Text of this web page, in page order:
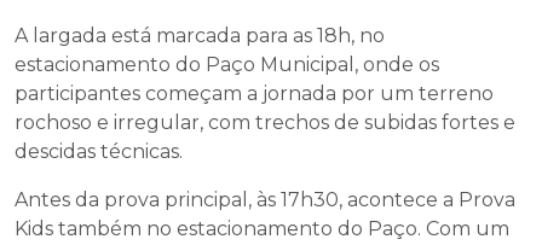
A largada está marcada para as 18h, no
estacionamento do Paço Municipal, onde os
participantes começam a jornada por um terreno
rochoso e irregular, com trechos de subidas fortes e
descidas técnicas.
Antes da prova principal, às 17h30, acontece a Prova
Kids também no estacionamento do Paço. Com um